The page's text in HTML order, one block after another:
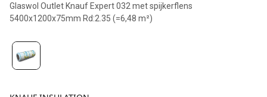
Glaswol Outlet Knauf Expert 032 met spijkerflens
5400x1200x75mm Rd:2.35 (=6,48 m²)